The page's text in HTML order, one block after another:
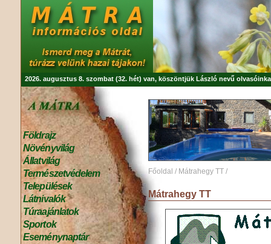
2026. augusztus 8. szombat (32. hét) van, köszöntjük László nevű
Földrajz
Növényvilág
Állatvilág
Természetvédelem
Települések
Látnivalók
Túraajánlatok
Sportok
Eseménynaptár
Főoldal / Mátrahegy TT /
Mátrahegy TT